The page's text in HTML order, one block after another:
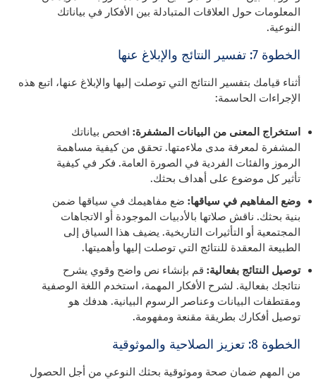
المعلومات حول العلاقات المتبادلة بين الأفكار في بياناتك
النوعية.
الخطوة 7: تفسير النتائج والإبلاغ عنها
أثناء قيامك بتفسير النتائج التي توصلت إليها والإبلاغ عنها، اتبع هذه
الإجراءات الحاسمة:
استخراج المعنى من البيانات المشفرة: افحص بياناتك
المشفرة لمعرفة مدى ملاءمتها. تحقق من كيفية مساهمة
الرموز والفئات الفردية في الصورة العامة. فكر في كيفية
تأثير كل موضوع على أهداف بحثك.
وضع المفاهيم في سياقها: ضع مفاهيمك في سياقها ضمن
بنية بحثك. ناقش صلاتها بالأدبيات الموجودة أو الاتجاهات
المجتمعية أو التأثيرات التاريخية. يضيف هذا السياق إلى
الطبيعة المعقدة للنتائج التي توصلت إليها وأهميتها.
توصيل النتائج بفعالية: قم بإنشاء نص واضح وقوي يشرح
نتائجك بفعالية. لشرح الأفكار المهمة، استخدم اللغة الوصفية
ومقتطفات البيانات وعناصر الرسوم البيانية. هدفك هو
توصيل أفكارك بطريقة مقنعة ومفهومة.
الخطوة 8: تعزيز الصلاحية والموثوقية
من المهم ضمان صحة وموثوقية بحثك النوعي من أجل الحصول